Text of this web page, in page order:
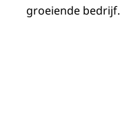
groeiende bedrijf.